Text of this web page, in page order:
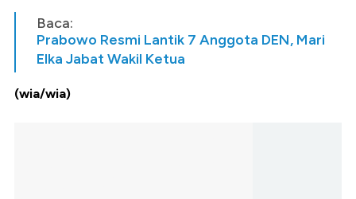
Baca:
Prabowo Resmi Lantik 7 Anggota DEN, Mari
Elka Jabat Wakil Ketua
(wia/wia)